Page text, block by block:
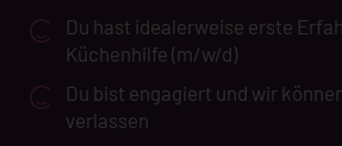
Du hast idealerweise erste
Küchenhilfe (m/w/d)
Du bist engagiert und wir
verlassen